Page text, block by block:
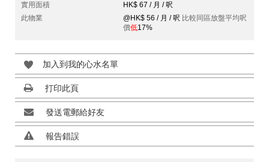
實用面積
HK$ 67 / 月 / 呎
此物業
@HK$ 56 / 月 / 呎 比較同區放盤平均呎
價低17%
加入到我的心水名單
打印此頁
發送電郵給好友
報告錯誤